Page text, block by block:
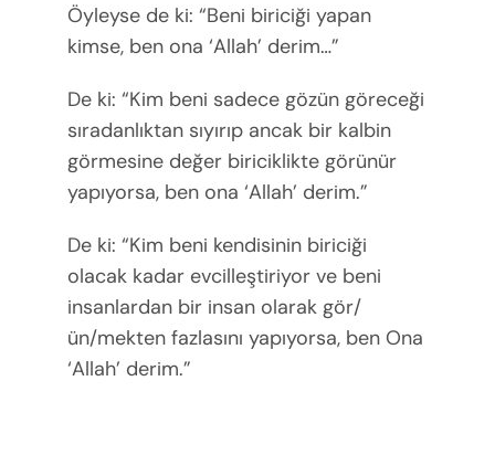
Öyleyse de ki: “Beni biriciği yapan
kimse, ben ona ‘Allah’ derim…”
De ki: “Kim beni sadece gözün göreceği
sıradanlıktan sıyırıp ancak bir kalbin
görmesine değer biriciklikte görünür
yapıyorsa, ben ona ‘Allah’ derim.”
De ki: “Kim beni kendisinin biriciği
olacak kadar evcilleştiriyor ve beni
insanlardan bir insan olarak gör/
ün/mekten fazlasını yapıyorsa, ben Ona
‘Allah’ derim.”